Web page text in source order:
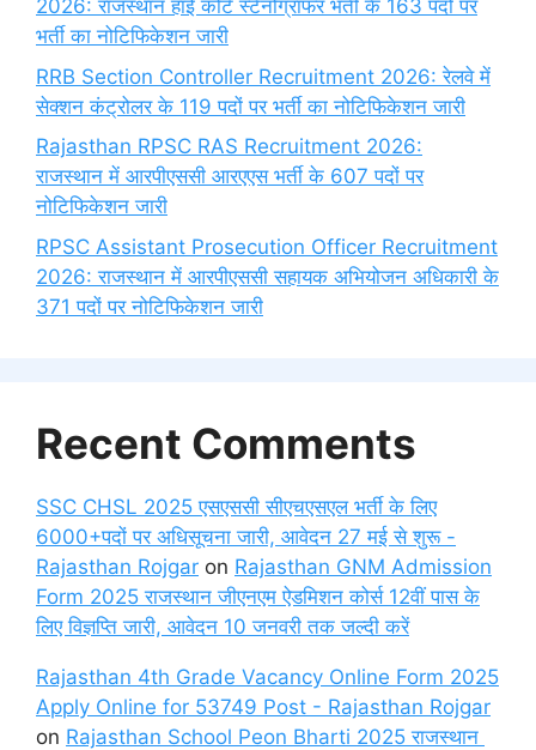
2026: राजस्थान हाई कोर्ट स्टेनोग्राफर भर्ती के 163 पदों पर
भर्ती का नोटिफिकेशन जारी
RRB Section Controller Recruitment 2026: रेलवे में
सेक्शन कंट्रोलर के 119 पदों पर भर्ती का नोटिफिकेशन जारी
Rajasthan RPSC RAS Recruitment 2026:
राजस्थान में आरपीएससी आरएएस भर्ती के 607 पदों पर
नोटिफिकेशन जारी
RPSC Assistant Prosecution Officer Recruitment
2026: राजस्थान में आरपीएससी सहायक अभियोजन अधिकारी के
371 पदों पर नोटिफिकेशन जारी
Recent Comments
SSC CHSL 2025 एसएससी सीएचएसएल भर्ती के लिए
6000+पदों पर अधिसूचना जारी, आवेदन 27 मई से शुरू -
Rajasthan Rojgar on Rajasthan GNM Admission
Form 2025 राजस्थान जीएनएम ऐडमिशन कोर्स 12वीं पास के
लिए विज्ञप्ति जारी, आवेदन 10 जनवरी तक जल्दी करें
Rajasthan 4th Grade Vacancy Online Form 2025
Apply Online for 53749 Post - Rajasthan Rojgar
on Rajasthan School Peon Bharti 2025 राजस्थान